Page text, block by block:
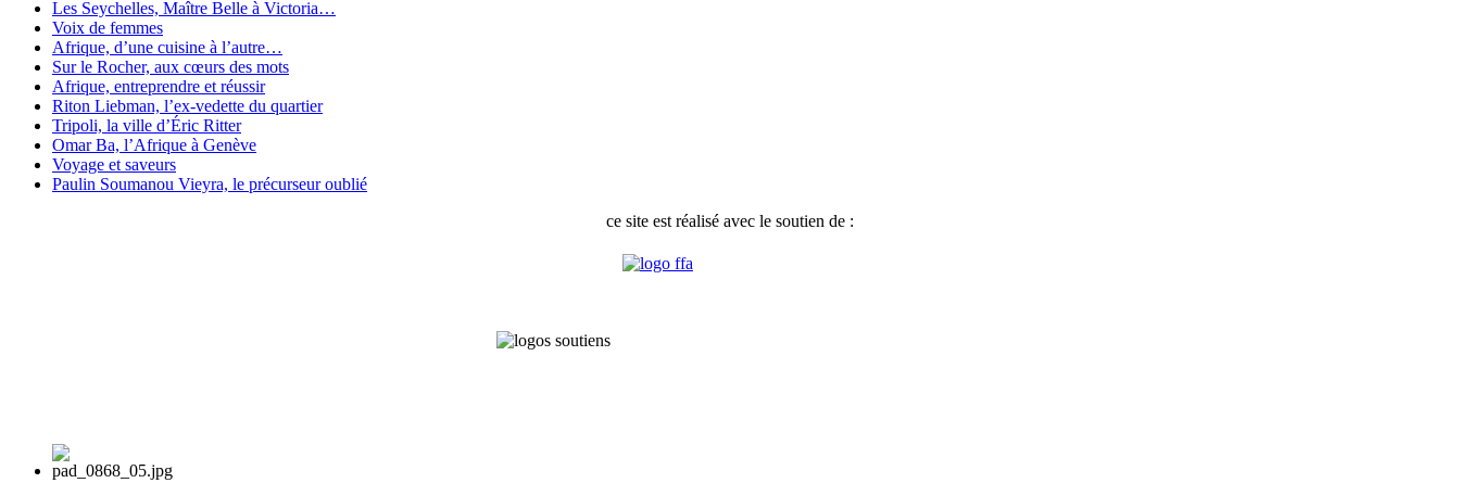
Les Seychelles, Maître Belle à Victoria…
Voix de femmes
Afrique, d’une cuisine à l’autre…
Sur le Rocher, aux cœurs des mots
Afrique, entreprendre et réussir
Riton Liebman, l’ex-vedette du quartier
Tripoli, la ville d’Éric Ritter
Omar Ba, l’Afrique à Genève
Voyage et saveurs
Paulin Soumanou Vieyra, le précurseur oublié
ce site est réalisé avec le soutien de :